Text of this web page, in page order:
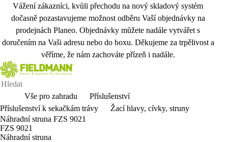
Vážení zákazníci, kvůli přechodu na nový skladový systém
dočasně pozastavujeme možnost odběru Vaší objednávky na
prodejnách Planeo. Objednávky můžete nadále vytvářet s
doručením na Vaši adresu nebo do boxu. Děkujeme za trpělivost a
věříme, že nám zachováte přízeň i nadále.
Vše pro zahradu
Příslušenství
Příslušenství k sekačkám trávy
Žací hlavy, cívky, struny
Náhradní struna FZS 9021
FZS 9021
Náhradní struna